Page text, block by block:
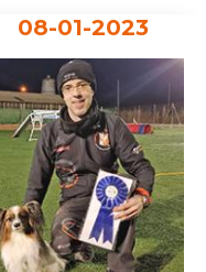
08-01-2023